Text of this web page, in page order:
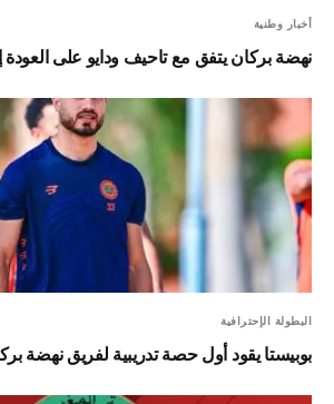
أخبار وطنية
نهضة بركان يتفق مع تاحيف ودايو على العودة
البطولة الإحترافية
بوبيستا يقود أول حصة تدريبية لفريق نهضة